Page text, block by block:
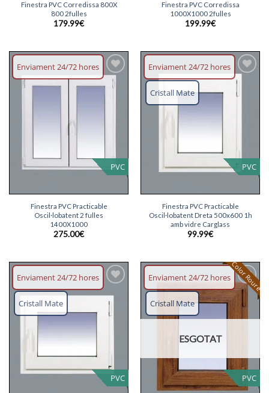
Finestra PVC Corredissa 800X
800 2fulles
179.99€
Finestra PVC Corredissa
1000X1000 2fulles
199.99€
Enviament 24/72 hores
PVC
Afegeix
llista
Finestra PVC Practicable
Oscil·lobatent 2 fulles
1400X1000
275.00€
Enviament 24/72 hores
PVC
Cristall Mate
Afegeix
desitjos
Finestra PVC Practicable
Oscil·lobatent Dreta 500x600 1h
amb vidre Carglass
99.99€
Enviament 24/72 hores
PVC
Cristall Mate
Afegeix
llista
Enviament 24/72 hores
PVC
Cristall Mate
Color Roure
Afegeix
desitjos
ESGOTAT